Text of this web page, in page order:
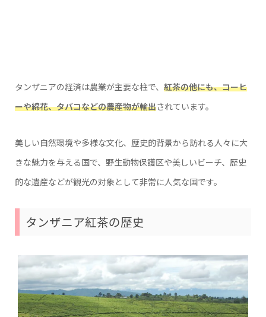
タンザニアの経済は農業が主要な柱で、 紅茶の他にも、コーヒ
ーや綿花、タバコなどの農産物が輸出されています。
美しい自然環境や多様な文化、歴史的背景から訪れる人々に大
きな魅力を与える国で、野生動物保護区や美しいビーチ、歴史
的な遺産などが観光の対象として非常に人気な国です。
タンザニア紅茶の歴史